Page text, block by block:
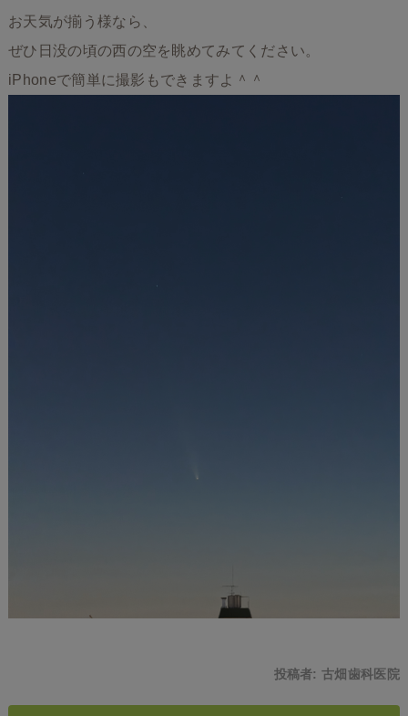
お天気が揃う様なら、
ぜひ日没の頃の西の空を眺めてみてください。
iPhoneで簡単に撮影もできますよ＾＾
投稿者:古畑歯科医院